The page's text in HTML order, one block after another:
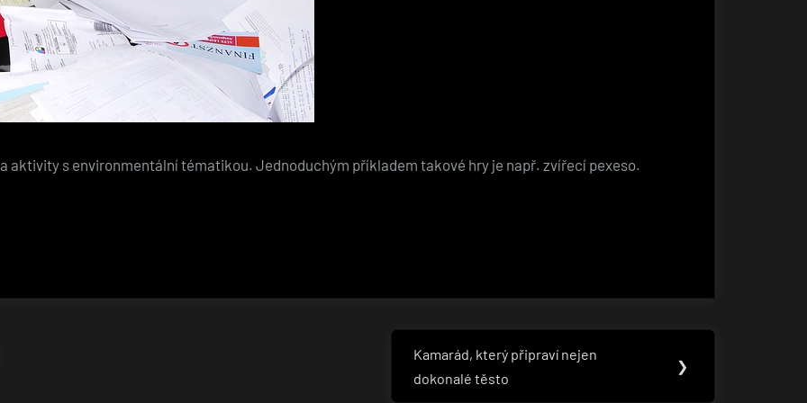
a aktivity s environmentální tématikou. Jednoduchým příkladem takové hry je např. zvířecí pexeso.
Next
Post:
Kamarád, který připraví nejen
dokonalé těsto
❯